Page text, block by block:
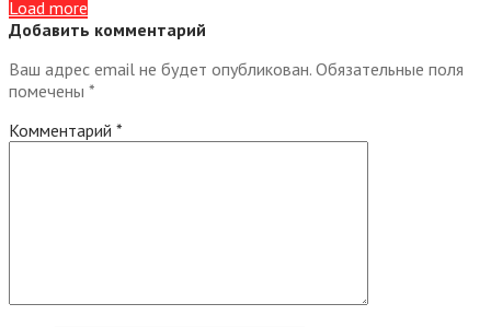
Load more
Добавить комментарий
Ваш адрес email не будет опубликован. Обязательные поля
помечены *
Комментарий *